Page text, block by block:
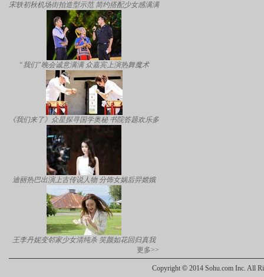
宋轶初秋机场街拍造型示范 简约搭配少女感满满
“我们”晚会诚意满满 众嘉宾上演热舞魔术
《我们来了》众星探寻国学奥秘 书院答题欢乐多
迪丽热巴出演上古传说人物 分饰女娲后羿嫦娥
王李丹妮变邻家少女清纯杀 笑颜如花回归真我
更多>>
Copyright © 2014 Sohu.com Inc. All